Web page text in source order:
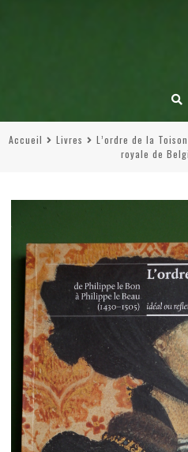
Accueil Livres
L’ordre de la
royale de